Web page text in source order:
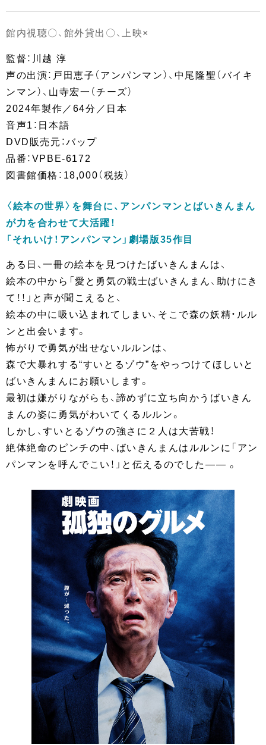
館内視聴〇、館外貸出〇、上映×
監督：川越 淳
声の出演：戸田恵子（アンパンマン）、中尾隆聖（バイキ
ンマン）、山寺宏一（チーズ）
2024年製作／64分／日本
音声1：日本語
DVD販売元：バップ
品番：VPBE-6172
図書館価格：18,000（税抜）
〈絵本の世界〉を舞台に、アンパンマンとばいきんまん
が力を合わせて大活躍！
「それいけ！アンパンマン」劇場版35作目
ある日、一冊の絵本を見つけたばいきんまんは、
絵本の中から「愛と勇気の戦士ばいきんまん、助けにき
て！！」と声が聞こえると、
絵本の中に吸い込まれてしまい、そこで森の妖精・ルル
ンと出会います。
怖がりで勇気が出せないルルンは、
森で大暴れする“すいとるゾウ”をやっつけてほしいと
ばいきんまんにお願いします。
最初は嫌がりながらも、諦めずに立ち向かうばいきん
まんの姿に勇気がわいてくるルルン。
しかし、すいとるゾウの強さに２人は大苦戦！
絶体絶命のピンチの中、ばいきんまんはルルンに「アン
パンマンを呼んでこい！」と伝えるのでした―― 。